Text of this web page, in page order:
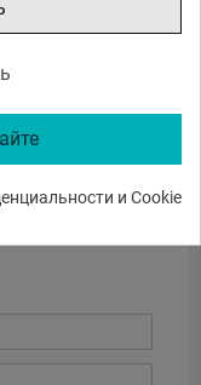
и Cookie
SONY E A074S